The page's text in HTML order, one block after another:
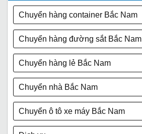
Chuyển hàng container Bắc Nam
Chuyển hàng đường sắt Bắc Nam
Chuyển hàng lẻ Bắc Nam
Chuyển nhà Bắc Nam
Chuyển ô tô xe máy Bắc Nam